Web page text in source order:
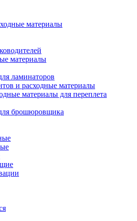
материалы
материалы
ламинаторов
и расходные материалы
материалы для переплета
брошюровщика